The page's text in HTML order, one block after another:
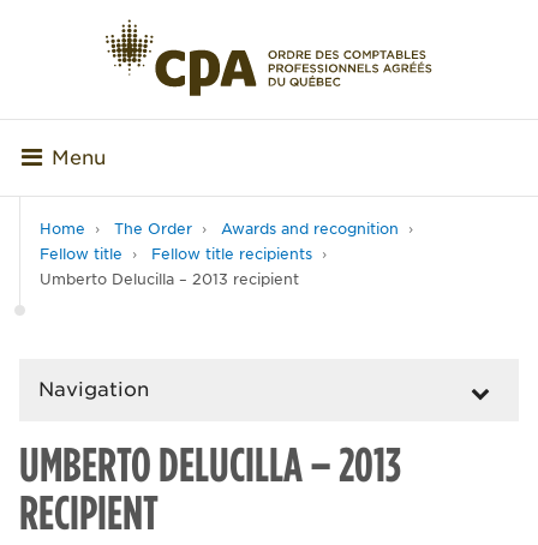
Menu
Home The Order
Awards and recognition
Fellow title
Fellow title recipients
Umberto Delucilla – 2013 recipient
Navigation
UMBERTO DELUCILLA – 2013
RECIPIENT